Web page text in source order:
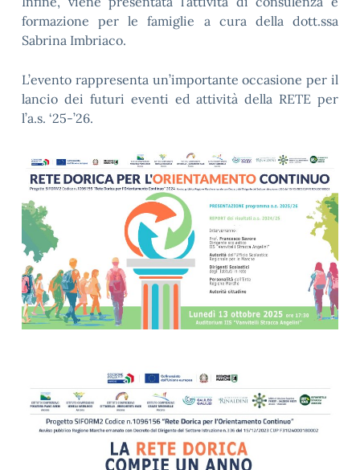
formazione per le famiglie a cura della dott.ssa
Sabrina Imbriaco.
L’evento rappresenta un’importante occasione per il
lancio dei futuri eventi ed attività della RETE per
l’a.s. ‘25-’26.